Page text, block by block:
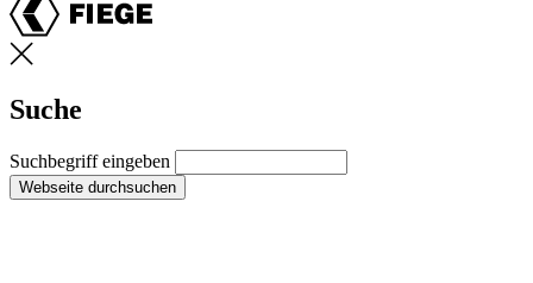
Suche
Suchbegriff eingeben